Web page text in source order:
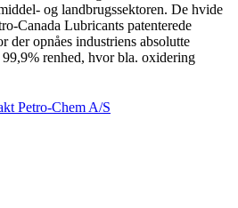
og landbrugssektoren. De hvide
Canada Lubricants patenterede
der opnåes industriens absolutte
renhed, hvor bla. oxidering